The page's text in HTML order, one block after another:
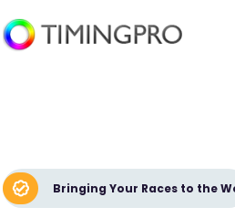
Bringing Your Races to the